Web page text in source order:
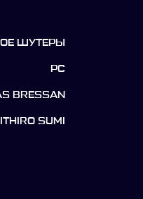
ШУТЕРЫ
PC
BRESSAN
ITHIRO SUMI